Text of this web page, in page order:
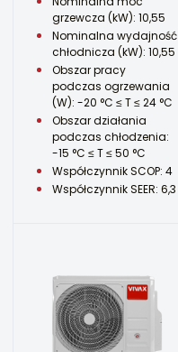
grzewcza (kW): 10,55
Nominalna wydajność
chłodnicza (kW): 10,55
Obszar pracy
podczas ogrzewania
(W): -20 °C ≤ T ≤ 24 °C
Obszar działania
podczas chłodzenia:
-15 °C ≤ T ≤ 50 °C
Współczynnik SCOP: 4
Współczynnik SEER: 6,3